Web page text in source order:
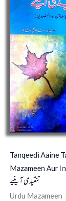
Tanqeedi Aaine
Mazameen Aur
تنقیدی آینیے
Urdu Mazameen